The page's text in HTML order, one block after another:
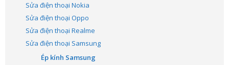
Sửa điện thoại Nokia
Sửa điện thoại Oppo
Sửa điện thoại Realme
Sửa điện thoại Samsung
Ép kính Samsung